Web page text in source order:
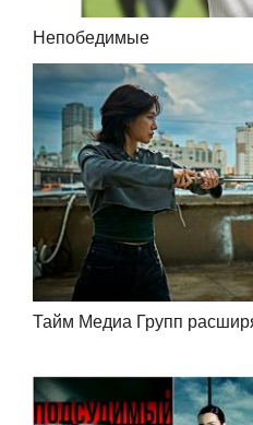
Непобедимые
Тайм Медиа Групп